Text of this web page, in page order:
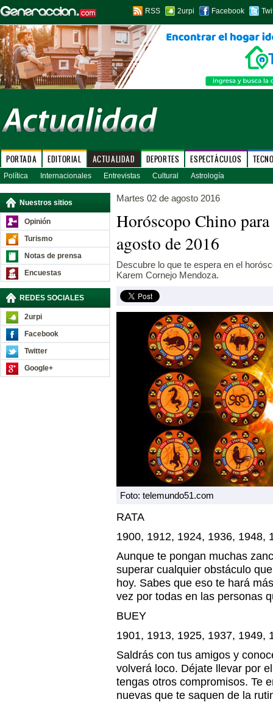
RSS 2urpi Facebook
PORTADA EDITORIAL ACTUALIDAD DEPORTES ESPECTÁCULOS
Política Internacionales Entrevistas Cultural Astrología
Nuestros sitios
Opinión
Turismo
Notas de prensa
Encuestas
REDES SOCIALES
2urpi
Facebook
Twitter
Google+
Martes 02 de agosto 2016
Horóscopo Chino
agosto de 2016
Descubre lo que te espera en el
Karem Cornejo Mendoza.
Foto: telemundo51.com
RATA
1900, 1912, 1924, 1936, 1948,
Aunque te pongan muchas
superar cualquier obstáculo
hoy. Sabes que eso te hará
vez por todas en las personas
BUEY
1901, 1913, 1925, 1937, 1949,
Saldrás con tus amigos y
volverá loco. Déjate llevar por
tengas otros compromisos. Te
nuevas que te saquen de la